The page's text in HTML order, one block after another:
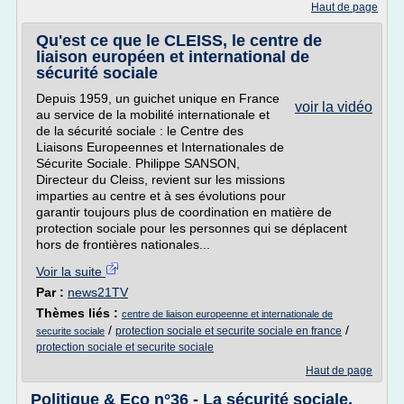
Haut de page
Qu'est ce que le CLEISS, le centre de
liaison européen et international de
sécurité sociale
voir la vidéo
Depuis 1959, un guichet unique en France
au service de la mobilité internationale et
de la sécurité sociale : le Centre des
Liaisons Europeennes et Internationales de
Sécurite Sociale. Philippe SANSON,
Directeur du Cleiss, revient sur les missions
imparties au centre et à ses évolutions pour
garantir toujours plus de coordination en matière de
protection sociale pour les personnes qui se déplacent
hors de frontières nationales...
Voir la suite
Par : news21TV
Thèmes liés : centre de liaison europeenne et internationale de
securite sociale / protection sociale et securite sociale en france /
protection sociale et securite sociale
Haut de page
Politique & Eco n°36 - La sécurité sociale,